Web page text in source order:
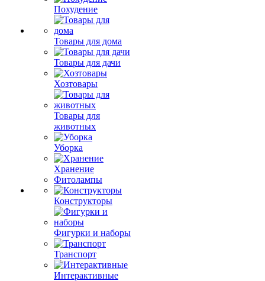
Похудение
Товары для дома
Товары для дачи
Хозтовары
Товары для
животных
Уборка
Хранение
Фитолампы
Конструкторы
Фигурки и наборы
Транспорт
Интерактивные